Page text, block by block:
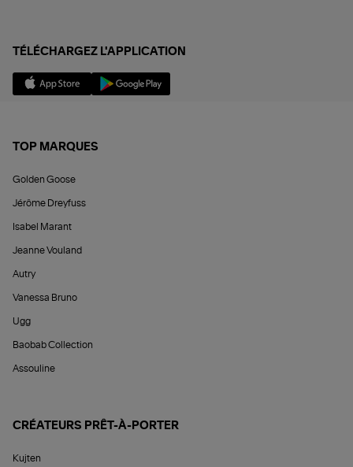
TÉLÉCHARGEZ L'APPLICATION
TOP MARQUES
Golden Goose
Jérôme Dreyfuss
Isabel Marant
Jeanne Vouland
Autry
Vanessa Bruno
Ugg
Baobab Collection
Assouline
CRÉATEURS PRÊT-À-PORTER
Kujten